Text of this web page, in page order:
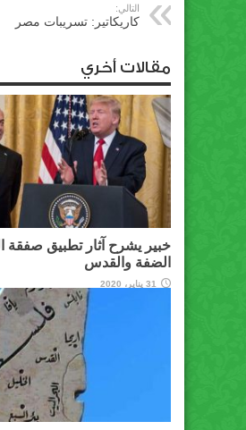
التالي:
كاريكاتير: تسريبات مصر
مقالات أخري
خبير يشرح آثار تطبيق صفقة
الضفة والقدس
31 يناير، 2020